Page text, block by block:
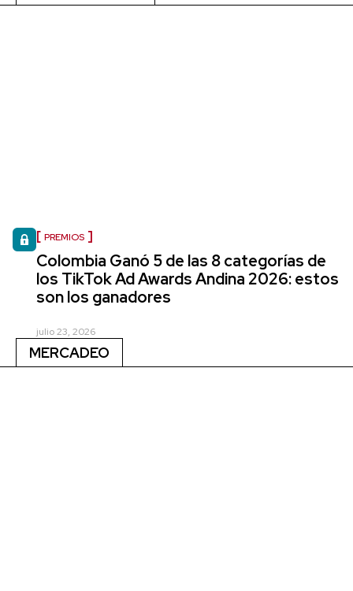
PREMIOS
Colombia Ganó 5 de las 8 categorías de
los TikTok Ad Awards Andina 2026: estos
son los ganadores
julio 23, 2026
MERCADEO